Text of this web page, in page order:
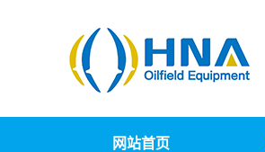
网站首页